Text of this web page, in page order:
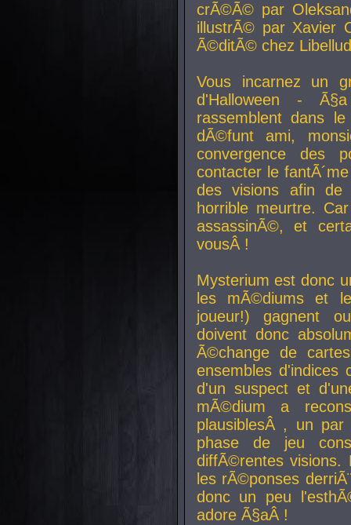
crÃ©Ã© par
illustrÃ© par Xavier
Ã©ditÃ© chez
Vous incarnez un
d'Halloween -
rassemblent dans
dÃ©funt ami,
convergence des
contacter le
des visions afin
horrible meurtre.
assassinÃ©, et
vousÂ !
Mysterium est donc
les mÃ©diums et
joueur!) gagnent
doivent donc
Ã©change de
ensembles d'indices
d'un suspect et
mÃ©dium a
plausiblesÂ , un par
phase de jeu
diffÃ©rentes visions.
les rÃ©ponses
donc un peu
adore Ã§aÂ !